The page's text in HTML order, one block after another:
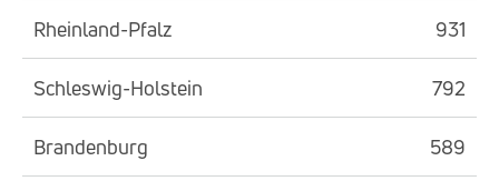
Rheinland-Pfalz 931
Schleswig-Holstein 792
Brandenburg 589